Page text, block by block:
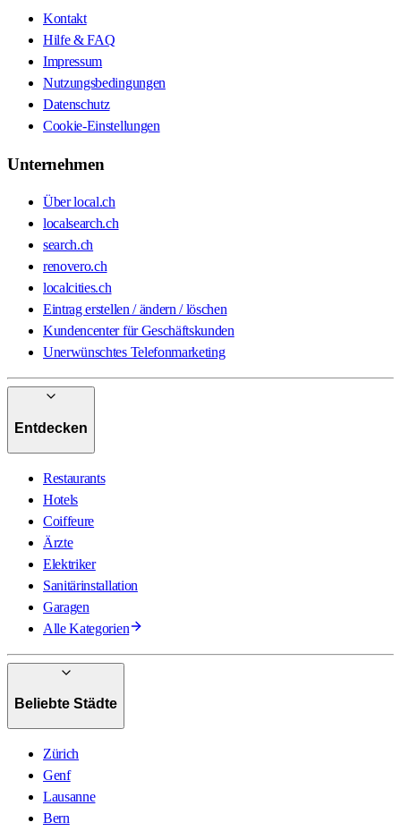
Kontakt
Hilfe & FAQ
Impressum
Nutzungsbedingungen
Datenschutz
Cookie-Einstellungen
Unternehmen
Über local.ch
localsearch.ch
search.ch
renovero.ch
localcities.ch
Eintrag erstellen / ändern / löschen
Kundencenter für Geschäftskunden
Unerwünschtes Telefonmarketing
Entdecken
Restaurants
Hotels
Coiffeure
Ärzte
Elektriker
Sanitärinstallation
Garagen
Alle Kategorien
Beliebte Städte
Zürich
Genf
Lausanne
Bern